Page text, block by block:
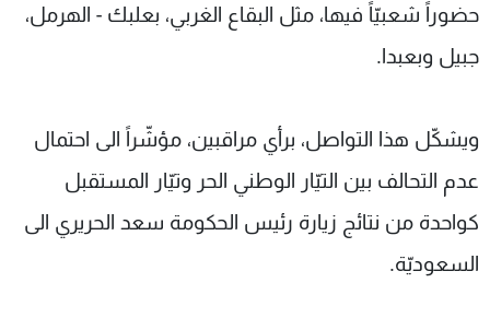
حضوراً شعبيّاً فيها، مثل البقاع الغربي، بعلبك - الهرمل،
جبيل وبعبدا.
ويشكّل هذا التواصل، برأي مراقبين، مؤشّراً الى احتمال
عدم التحالف بين التيّار الوطني الحر وتيّار المستقبل
كواحدة من نتائج زيارة رئيس الحكومة سعد الحريري الى
السعوديّة.
لاعلاناتكم
شروط الإسـتخدام